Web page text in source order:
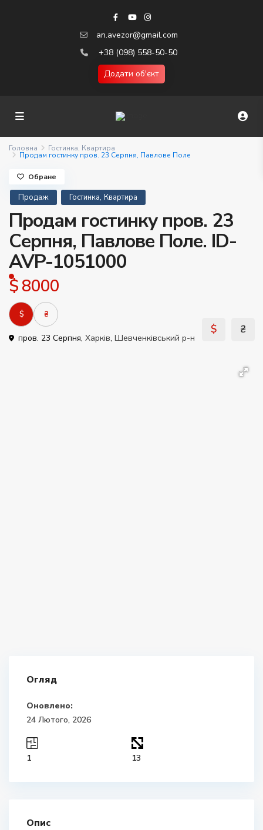
an.avezor@gmail.com
+38 (098) 558-50-50
Додати об'єкт
Головна Гостинка, Квартира
Продам гостинку пров. 23 Серпня, Павлове Поле
Продаж Гостинка, Квартира
Продам гостинку пров. 23
Серпня, Павлове Поле. ID-
AVP-1051000
$ 8000
$ ₴
пров. 23 Серпня, Харків, Шевченківський р-н
Обране
Огляд
Оновлено:
24 Лютого, 2026
1 13
Опис
$ ₴